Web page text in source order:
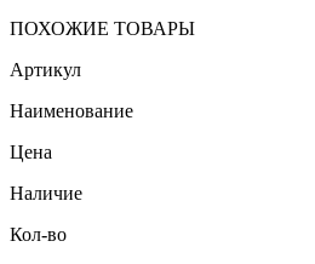
ПОХОЖИЕ ТОВАРЫ
Артикул
Наименование
Цена
Наличие
Кол-во